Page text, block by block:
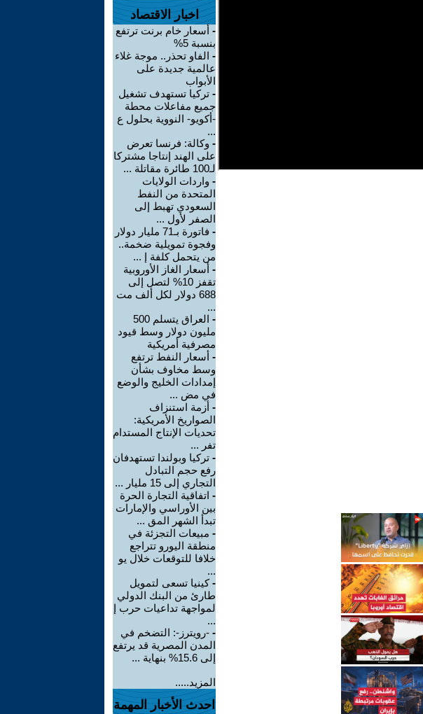
اخبار الاقتصاد
- أسعار خام برنت ترتفع
بنسبة 5%
- الفاو تحذر.. موجة غلاء
عالمية جديدة على
الأبواب
- تركيا تستهدف تشغيل
جميع مفاعلات محطة
-أكويو- النووية بحلول ع
...
- وكالة: فرنسا تعرض
على الهند إنتاجا مشتركا
لـ100 طائرة مقاتلة ...
- واردات الولايات
المتحدة من النفط
السعودي تهبط إلى
الصفر لأول ...
-
فاتورة بـ71 مليار دولار
وفجوة تمويلية ضخمة..
من يتحمل كلفة إ ...
- أسعار الغاز الأوروبية
تقفز 10% لتصل إلى
688 دولار لكل ألف مت
...
-
العراق يتسلم 500
مليون دولار وسط قيود
مصرفية أمريكية
- أسعار النفط ترتفع
وسط مخاوف بشأن
إمدادات الخليج والوضع
في مض ...
- أزمة استنزاف
الصواريخ الأمريكية:
تحديات الإنتاج المستدام
تفر ...
- تركيا وبولندا تستهدفان
رفع حجم التبادل
التجاري إلى 15 مليار ...
- اتفاقية التجارة الحرة
بين الأوراسي والإمارات
تبدأ الشهر المق ...
- مبيعات التجزئة في
منطقة اليورو تتراجع
خلافا للتوقعات خلال يو
...
-كينيا تسعى لتمويل
طارئ من البنك الدولي
لمواجهة تداعيات حرب إ
...
- -رويترز-: التضخم في
المدن المصرية قد يرتفع
إلى 15.6% بنهاية ...
المزيد.....
احدث الأخبار المهمة